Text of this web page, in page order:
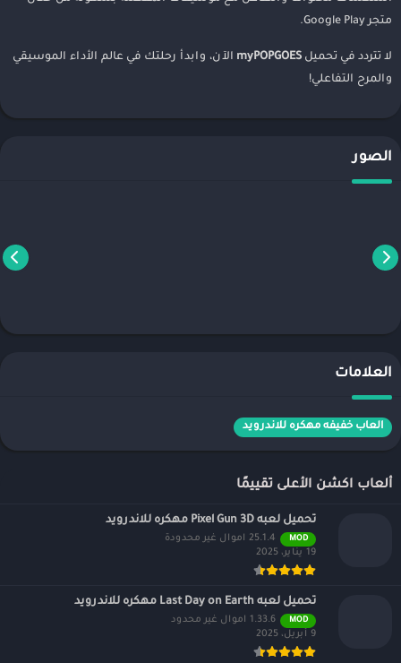
متجر Google Play.
لا تتردد في تحميل myPOPGOES الآن، وابدأ رحلتك في عالم الأداء الموسيقي
والمرح التفاعلي!
الصور
العلامات
العاب خفيفه مهكره للاندرويد
ألعاب اكشن الأعلى تقييمًا
تحميل لعبه Pixel Gun 3D مهكره للاندرويد
MOD
25.1.4 اموال غير محدودة
19 يناير، 2025
تحميل لعبه Last Day on Earth مهكره للاندرويد
MOD
1.33.6 اموال غير محدود
9 أبريل، 2025